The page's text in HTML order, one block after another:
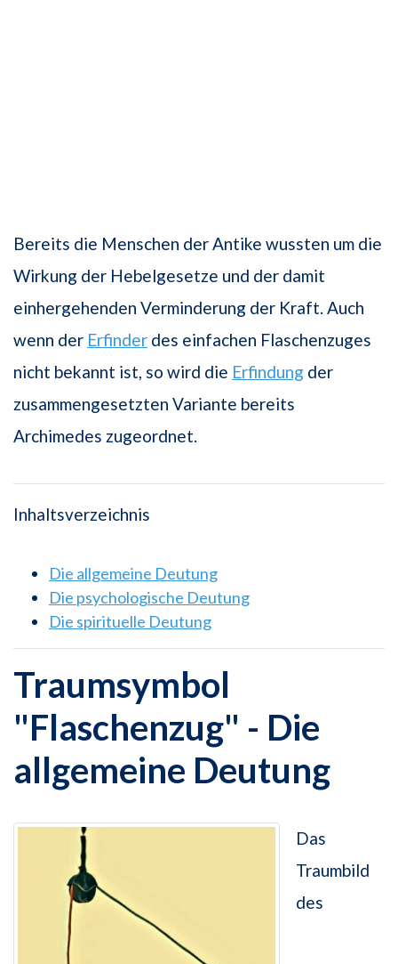
Bereits die Menschen der Antike wussten um die
Wirkung der Hebelgesetze und der damit
einhergehenden Verminderung der Kraft. Auch
wenn der Erfinder des einfachen Flaschenzuges
nicht bekannt ist, so wird die Erfindung der
zusammengesetzten Variante bereits
Archimedes zugeordnet.
Inhaltsverzeichnis
Die allgemeine Deutung
Die psychologische Deutung
Die spirituelle Deutung
Traumsymbol
"Flaschenzug" - Die
allgemeine Deutung
Das
Traumbild
des